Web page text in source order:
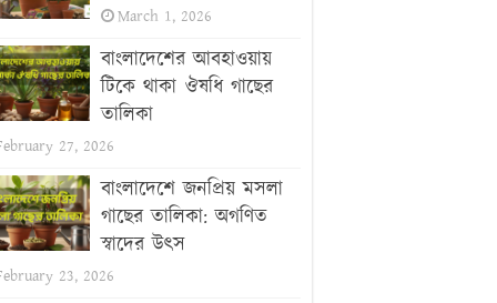
March 1, 2026
বাংলাদেশের আবহাওয়ায়
টিকে থাকা ঔষধি গাছের
তালিকা
27, 2026
বাংলাদেশে জনপ্রিয় মসলা
গাছের তালিকা: অগণিত
স্বাদের উৎস
23, 2026